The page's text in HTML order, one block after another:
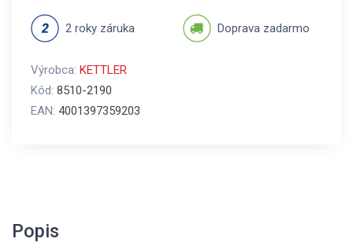
2 roky záruka Doprava zadarmo
Výrobca: KETTLER
Kód: 8510-2190
EAN: 4001397359203
Popis